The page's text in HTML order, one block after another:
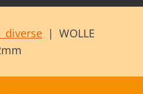
diverse | WOLLE